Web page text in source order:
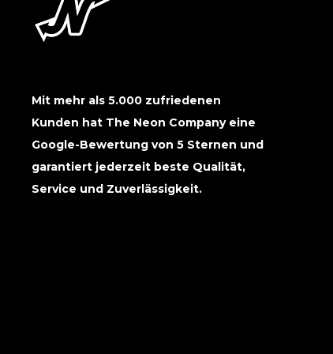
Mit mehr als 5.000 zufriedenen
Kunden hat The Neon Company eine
Google-Bewertung von 5 Sternen und
garantiert jederzeit beste Qualität,
Service und Zuverlässigkeit.